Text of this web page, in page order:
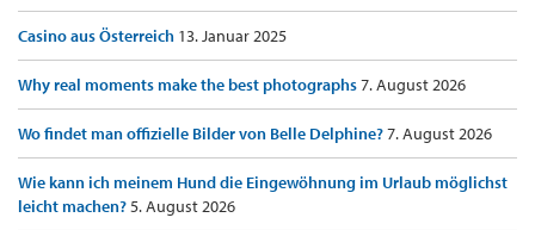
Casino aus Österreich 13. Januar 2025
Why real moments make the best photographs7. August 2026
Wo findet man offizielle Bilder von Belle Delphine?7. August 2026
Wie kann ich meinem Hund die Eingewöhnung im Urlaub möglichst
leicht machen?5. August 2026